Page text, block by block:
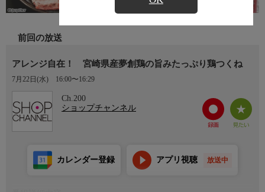
前回の放送
アレンジ自在！ 宮崎県産夢創鶏の旨みたっぷり鶏つくね
7月22日(水) 16:00〜16:29
Ch.200
ショップチャンネル
カレンダー登録 アプリ視聴 放送中